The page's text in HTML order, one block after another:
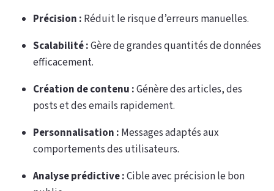
Précision : Réduit le risque d’erreurs manuelles.
Scalabilité :Gère de grandes quantités de données
efficacement.
Création de contenu :Génère des articles, des
posts et des emails rapidement.
Personnalisation : Messages adaptés aux
comportements des utilisateurs.
Analyse prédictive :Cible avec précision le bon